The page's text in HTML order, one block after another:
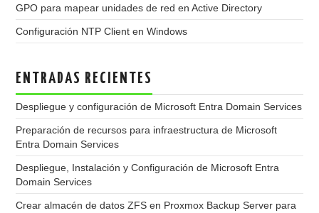
GPO para mapear unidades de red en Active Directory
Configuración NTP Client en Windows
ENTRADAS RECIENTES
Despliegue y configuración de Microsoft Entra Domain Services
Preparación de recursos para infraestructura de Microsoft
Entra Domain Services
Despliegue, Instalación y Configuración de Microsoft Entra
Domain Services
Crear almacén de datos ZFS en Proxmox Backup Server para